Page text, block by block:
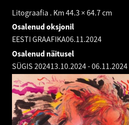
Litograafia . Km 44.3 × 64.7 cm
Osalenud oksjonil
EESTI GRAAFIKA06.11.2024
Osalenud näitusel
SÜGIS 202413.10.2024-06.11.2024